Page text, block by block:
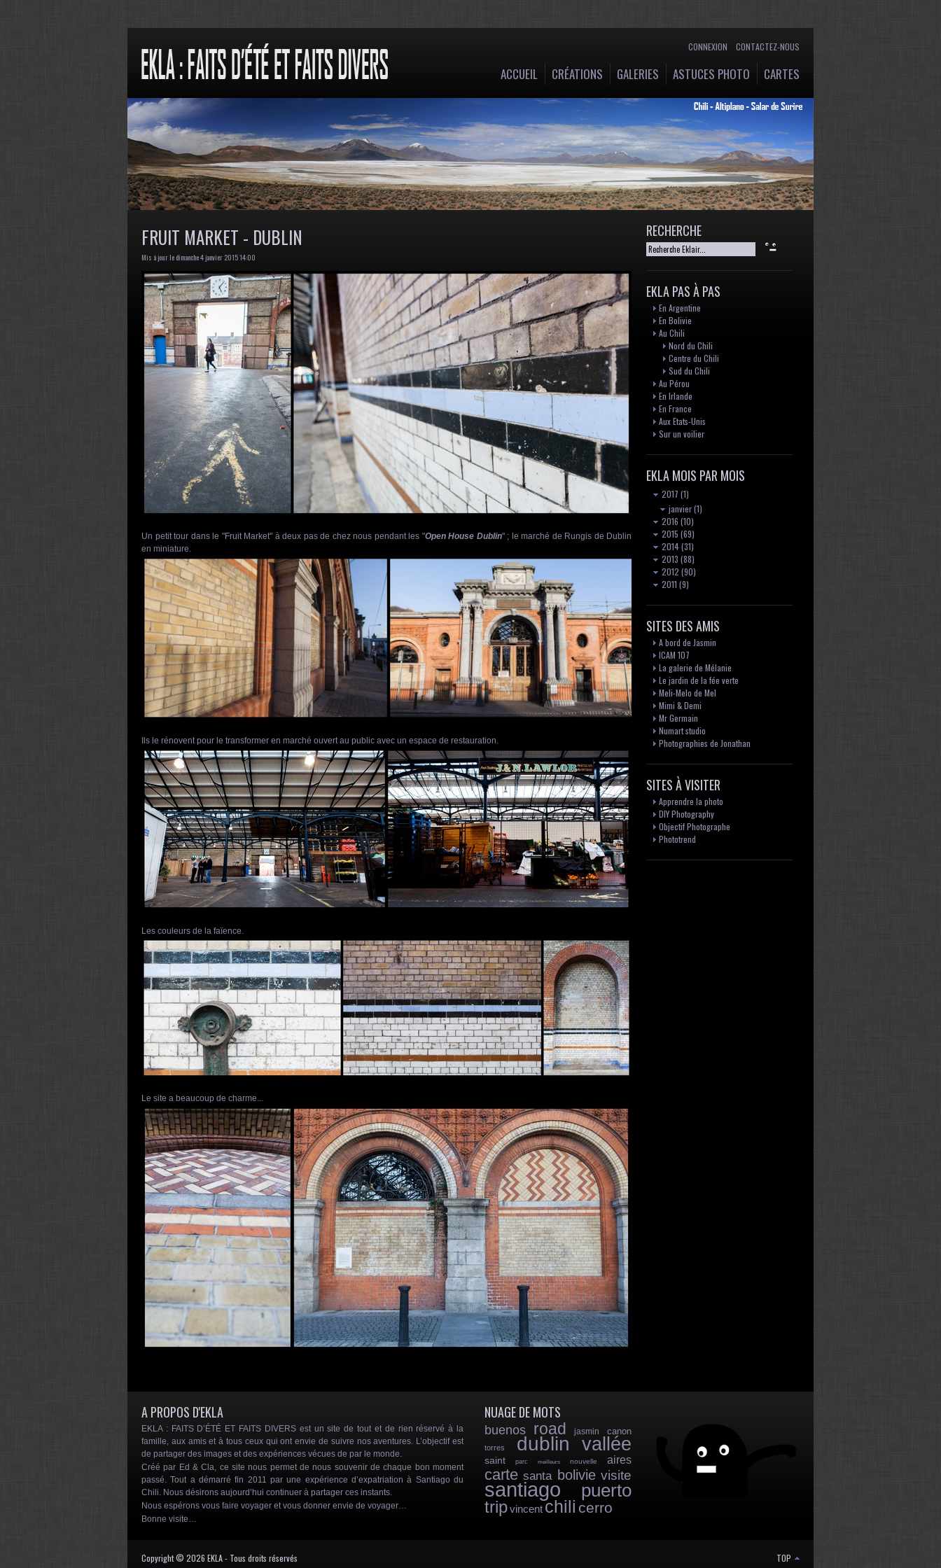
CONNEXION CONTACTEZ-NOUS
ACCUEIL CRÉATIONS GALERIES ASTUCES PHOTO CARTES
FRUIT MARKET - DUBLIN
Mis à jour le dimanche 4 janvier 2015 14:00
Un petit tour dans le "Fruit Market" à deux pas de chez nous pendant les "Open House Dublin" ; le marché de Rungis de Dublin
en miniature.
Ils le rénovent pour le transformer en marché ouvert au public avec un espace de restauration.
Les couleurs de la faïence.
Le site a beaucoup de charme...
RECHERCHE
EKLA PAS À PAS
En Argentine
En Bolivie
Au Chili
Nord du Chili
Centre du Chili
Sud du Chili
Au Pérou
En Irlande
En France
Aux Etats-Unis
Sur un voilier
EKLA MOIS PAR MOIS
2017 (1)
janvier(1)
2016 (10)
2015 (69)
2014(31)
2013 (88)
2012 (90)
2011 (9)
SITES DES AMIS
A bord de Jasmin
ICAM 107
La galerie de Mélanie
Le jardin de la fée verte
Meli-Melo de Mel
Mimi & Demi
Mr Germain
Numart studio
Photographies de Jonathan
SITES À VISITER
Apprendre la photo
DIY Photography
Objectif Photographe
Phototrend
A PROPOS D'EKLA
EKLA : FAITS D’ÉTÉ ET FAITS DIVERS est un site de tout et de rien réservé à la
famille, aux amis et à tous ceux qui ont envie de suivre nos aventures. L’objectif est
de partager des images et des expériences vécues de par le monde.
Créé par Ed & Cla, ce site nous permet de nous souvenir de chaque bon moment
passé. Tout a démarré fin 2011 par une expérience d’expatriation à Santiago du
Chili. Nous désirons aujourd’hui continuer à partager ces instants.
Nous espérons vous faire voyager et vous donner envie de voyager…
Bonne visite…
NUAGE DE MOTS
buenos road jasmin canon
torres dublin vallée
saint parc meilleurs nouvelle aires
carte santa bolivie visite
santiago puerto
tripvincentchili cerro
Copyright © 2026 EKLA - Tous droits réservés TOP